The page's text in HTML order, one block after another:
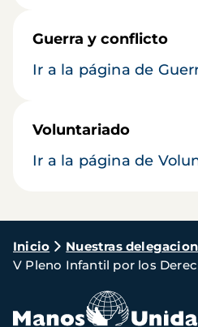
Guerra y conflicto
Ir a la página de
Voluntariado
Ir a la página de
Ruta
de
navegación
Inicio Nuestras
V Pleno Infantil por los